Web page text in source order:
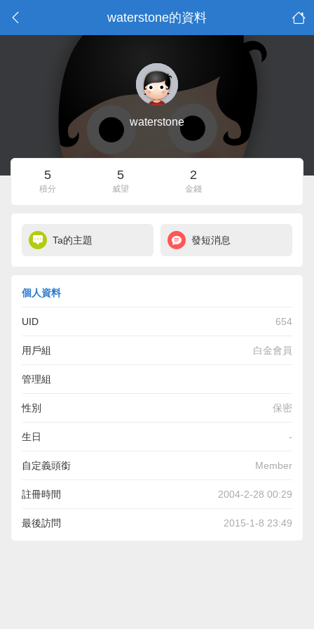
waterstone的資料
waterstone
5
積分
5
威望
2
金錢
Ta的主題 發短消息
個人資料
UID 654
用戶組 白金會員
管理組
性別 保密
生日 -
自定義頭銜 Member
註冊時間 2004-2-28 00:29
最後訪問 2015-1-8 23:49